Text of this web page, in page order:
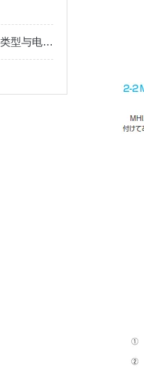
三菱噪声滤波器：原理、类型与电磁干扰抑制核心优势解析